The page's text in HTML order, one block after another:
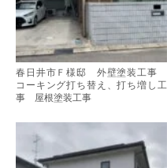
春日井市Ｆ様邸 外壁塗装工事
コーキング打ち替え、打ち増し工
事 屋根塗装工事